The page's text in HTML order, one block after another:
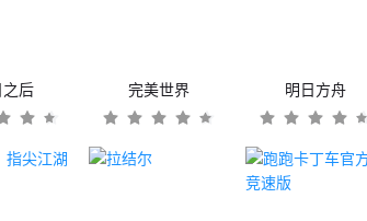
后 完美世界 明日方舟